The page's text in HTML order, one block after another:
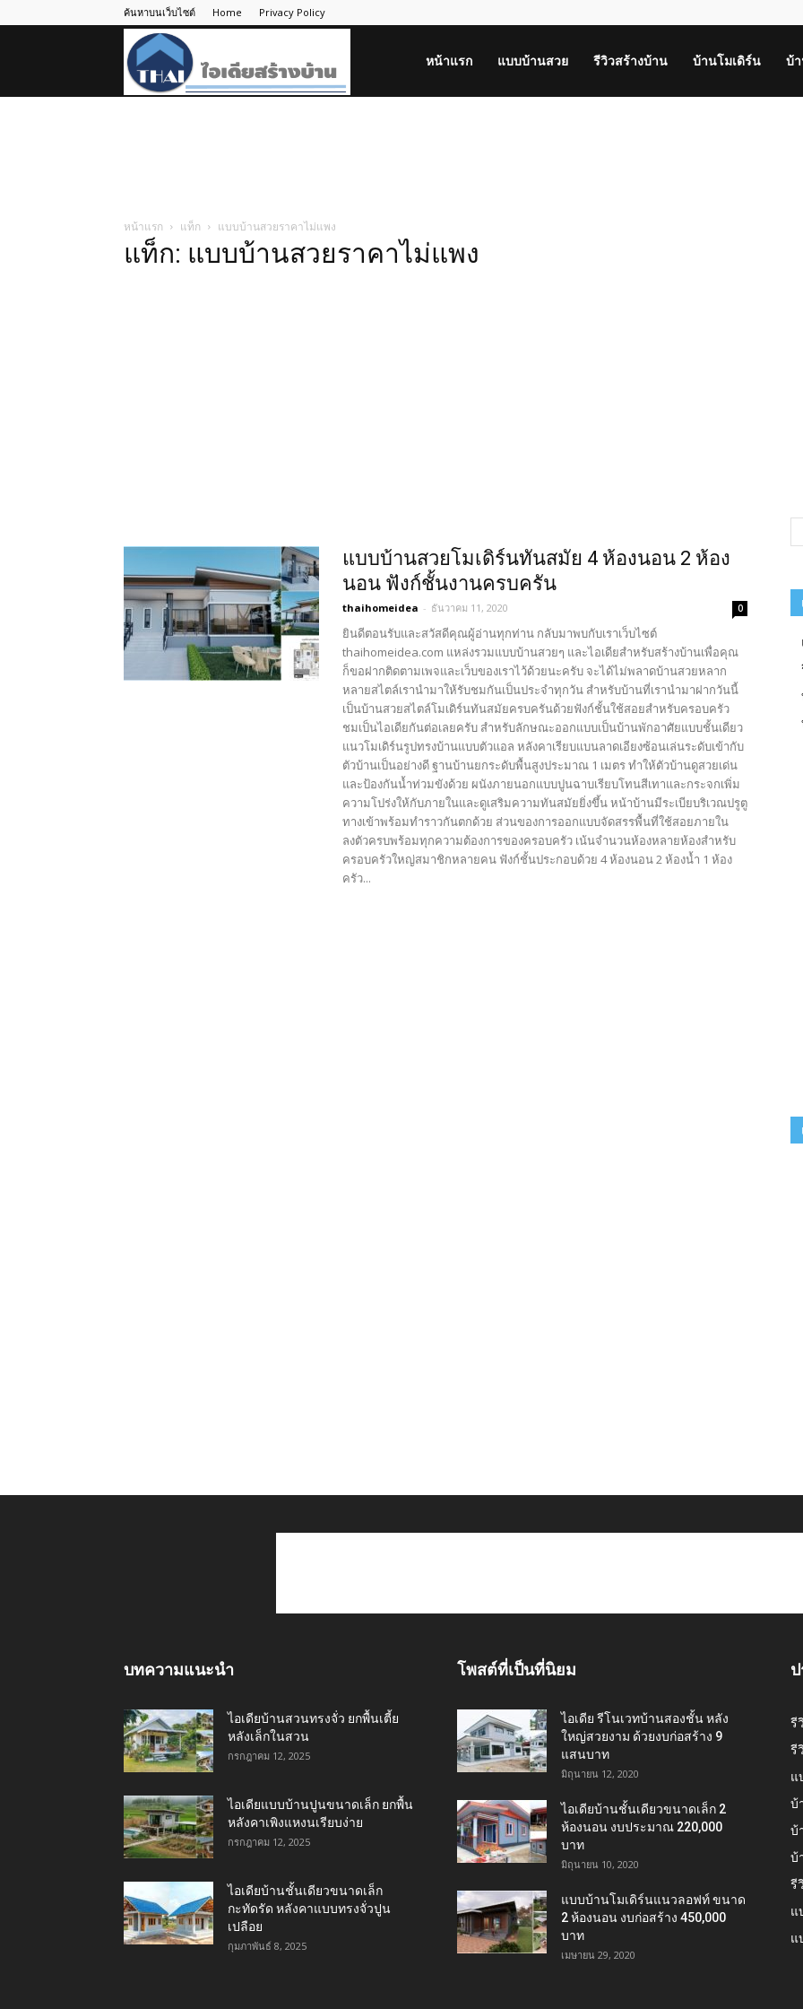
ค้นหาบนเว็บไซต์ Home Privacy Policy
หน้าแรก แบบบ้านสวย รีวิวสร้างบ้าน บ้านโมเดิร์น บ้
หน้าแรก แท็ก แบบบ้านสวยราคาไม่แพง
แท็ก: แบบบ้านสวยราคาไม่แพง
แบบบ้านสวยโมเดิร์นทันสมัย 4 ห้องนอน 2 ห้อง
นอน ฟังก์ชั้นงานครบครัน
thaihomeidea - ธันวาคม 11, 2020 0
ยินดีตอนรับและสวัสดีคุณผู้อ่านทุกท่าน กลับมาพบกับเราเว็บไซต์
thaihomeidea.com แหล่งรวมแบบบ้านสวยๆ และไอเดียสำหรับสร้างบ้านเพื่อคุณ
ก็ขอฝากติดตามเพจและเว็บของเราไว้ด้วยนะครับ จะได้ไม่พลาดบ้านสวยหลาก
หลายสไตล์เรานำมาให้รับชมกันเป็นประจำทุกวัน สำหรับบ้านที่เรานำมาฝากวันนี้
เป็นบ้านสวยสไตล์โมเดิร์นทันสมัยครบครันด้วยฟังก์ชั้นใช้สอยสำหรับครอบครัว
ชมเป็นไอเดียกันต่อเลยครับ สำหรับลักษณะออกแบบเป็นบ้านพักอาศัยแบบชั้นเดียว
แนวโมเดิร์นรูปทรงบ้านแบบตัวแอล หลังคาเรียบแบนลาดเอียงซ้อนเล่นระดับเข้ากับ
ตัวบ้านเป็นอย่างดี ฐานบ้านยกระดับพื้นสูงประมาณ 1 เมตร ทำให้ตัวบ้านดูสวยเด่น
และป้องกันน้ำท่วมขังด้วย ผนังภายนอกแบบปูนฉาบเรียบโทนสีเทาและกระจกเพิ่ม
ความโปร่งให้กับภายในและดูเสริมความทันสมัยยิ่งขึ้น หน้าบ้านมีระเบียบริเวณปรูตู
ทางเข้าพร้อมทำราวกันตกด้วย ส่วนของการออกแบบจัดสรรพื้นที่ใช้สอยภายใน
ลงตัวครบพร้อมทุกความต้องการของครอบครัว เน้นจำนวนห้องหลายห้องสำหรับ
ครอบครัวใหญ่สมาชิกหลายคน ฟังก์ชั้นประกอบด้วย 4 ห้องนอน 2 ห้องน้ำ 1 ห้อง
ครัว...
บทความแนะนำ
ไอเดียบ้านสวนทรงจั่ว ยกพื้นเตี้ย
หลังเล็กในสวน
กรกฎาคม 12, 2025
ไอเดียแบบบ้านปูนขนาดเล็ก ยกพื้น
หลังคาเพิงแหงนเรียบง่าย
กรกฎาคม 12, 2025
ไอเดียบ้านชั้นเดียวขนาดเล็ก
กะทัดรัด หลังคาแบบทรงจั่วปูน
เปลือย
กุมภาพันธ์ 8, 2025
โพสต์ที่เป็นที่นิยม
ไอเดีย รีโนเวทบ้านสองชั้น หลัง
ใหญ่สวยงาม ด้วยงบก่อสร้าง 9
แสนบาท
มิถุนายน 12, 2020
ไอเดียบ้านชั้นเดียวขนาดเล็ก 2
ห้องนอน งบประมาณ 220,000
บาท
มิถุนายน 10, 2020
แบบบ้านโมเดิร์นแนวลอฟท์ ขนาด
2 ห้องนอน งบก่อสร้าง 450,000
บาท
เมษายน 29, 2020
รี
รี
แ
บ้
บ้
บ้
รี
แ
แ